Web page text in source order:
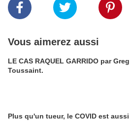
Vous aimerez aussi
LE CAS RAQUEL GARRIDO par Greg
Toussaint.
Plus qu'un tueur, le COVID est aussi